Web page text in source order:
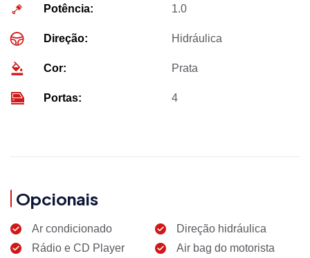
Potência: 1.0
Direção: Hidráulica
Cor: Prata
Portas: 4
Opcionais
Ar condicionado
Direção hidráulica
Rádio e CD Player
Air bag do motorista